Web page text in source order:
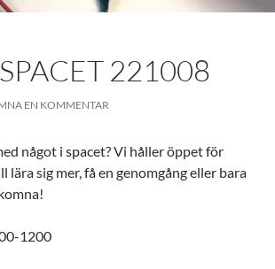
221008
EN KOMMENTAR
något i spacet? Vi håller öppet för
lära sig mer, få en genomgång eller bara
1200